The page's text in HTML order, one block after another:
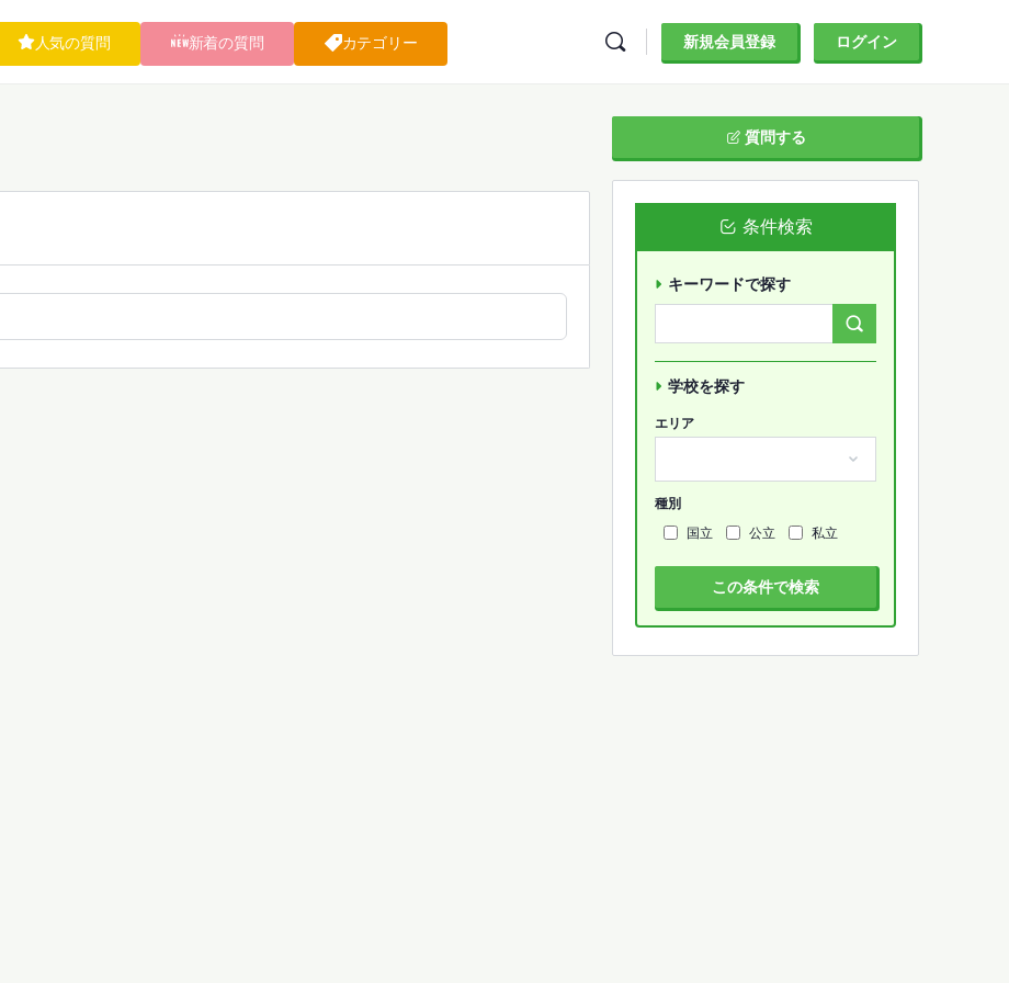
人気の質問 新着の質問 カテゴリー 新規会員登録 ログイン
質問する
条件検索
キーワードで探す
学校を探す
エリア
種別
国立
公立 私立
この条件で検索